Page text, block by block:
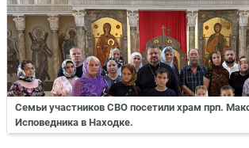
Семьи участников СВО посетили храм прп.
Исповедника в Находке.